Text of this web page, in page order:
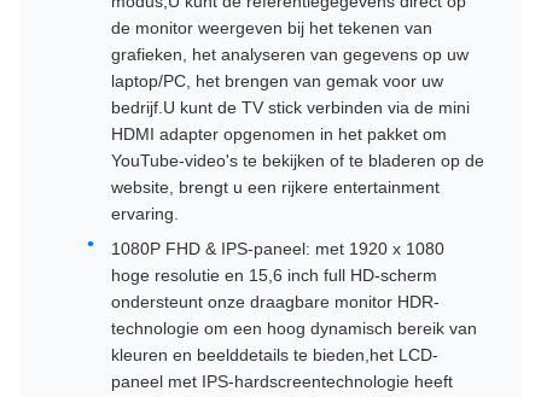
de monitor weergeven bij het tekenen van
grafieken, het analyseren van gegevens op uw
laptop/PC, het brengen van gemak voor uw
bedrijf.U kunt de TV stick verbinden via de mini
HDMI adapter opgenomen in het pakket om
YouTube-video's te bekijken of te bladeren op de
website, brengt u een rijkere entertainment
ervaring.
1080P FHD & IPS-paneel: met 1920 x 1080
hoge resolutie en 15,6 inch full HD-scherm
ondersteunt onze draagbare monitor HDR-
technologie om een hoog dynamisch bereik van
kleuren en beelddetails te bieden,het LCD-
paneel met IPS-hardscreentechnologie heeft